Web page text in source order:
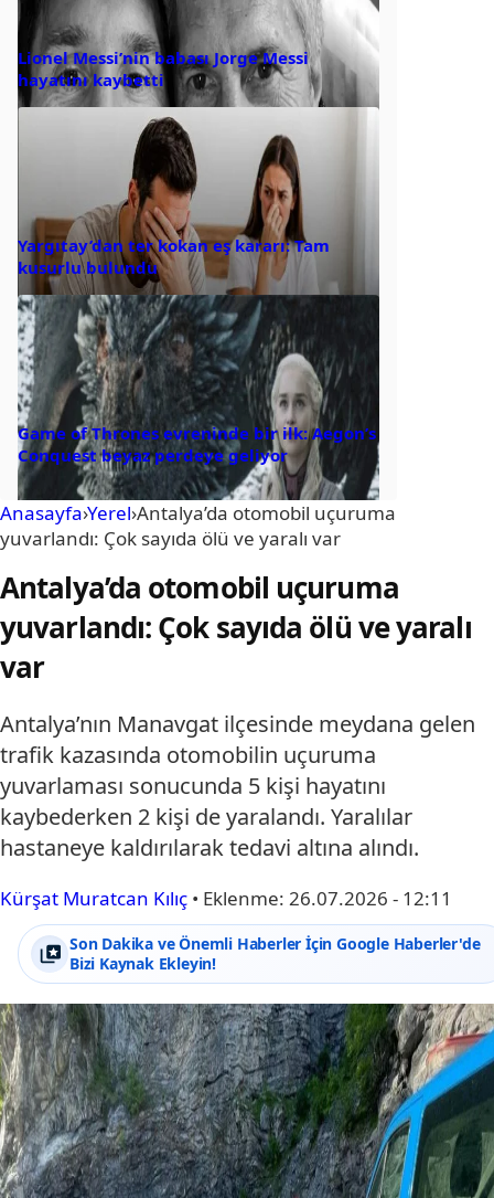
Lionel Messi’nin babası Jorge Messi
hayatını kaybetti
Yargıtay’dan ter kokan eş kararı: Tam
kusurlu bulundu
Game of Thrones evreninde bir ilk: Aegon’s
Conquest beyaz perdeye geliyor
Anasayfa›Yerel›Antalya’da otomobil uçuruma
yuvarlandı: Çok sayıda ölü ve yaralı var
Antalya’da otomobil uçuruma
yuvarlandı: Çok sayıda ölü ve yaralı
var
Antalya’nın Manavgat ilçesinde meydana gelen
trafik kazasında otomobilin uçuruma
yuvarlaması sonucunda 5 kişi hayatını
kaybederken 2 kişi de yaralandı. Yaralılar
hastaneye kaldırılarak tedavi altına alındı.
Kürşat Muratcan Kılıç • Eklenme: 26.07.2026 - 12:11
Son Dakika ve Önemli Haberler İçin Google Haberler'de
Bizi Kaynak Ekleyin!